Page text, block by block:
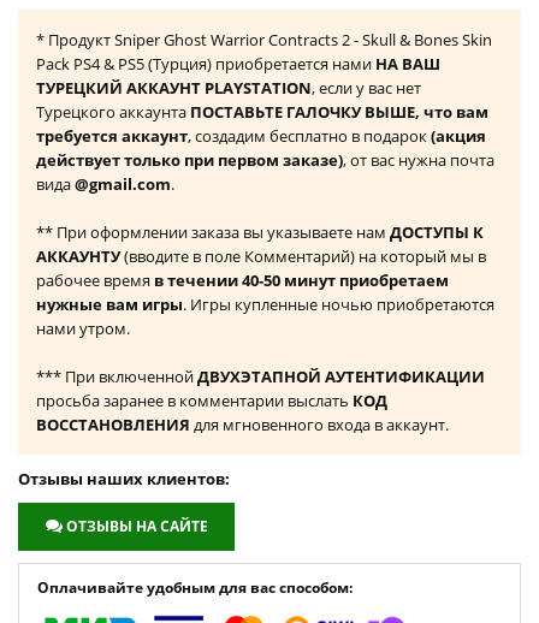
* Продукт Sniper Ghost Warrior Contracts 2 - Skull & Bones Skin
Pack PS4 & PS5 (Турция) приобретается нами НА ВАШ
ТУРЕЦКИЙ АККАУНТ PLAYSTATION, если у вас нет
Турецкого аккаунта ПОСТАВЬТЕ ГАЛОЧКУ ВЫШЕ, что вам
требуется аккаунт, создадим бесплатно в подарок(акция
действует только при первом заказе), от вас нужна почта
вида@gmail.com.
** При оформлении заказа вы указываете нам ДОСТУПЫ К
АККАУНТУ(вводите в поле Комментарий) на который мы в
рабочее время в течении 40-50 минут приобретаем
нужные вам игры. Игры купленные ночью приобретаются
нами утром.
*** При включеннойДВУХЭТАПНОЙ АУТЕНТИФИКАЦИИ
просьба заранее в комментарии выслать КОД
ВОССТАНОВЛЕНИЯ для мгновенного входа в аккаунт.
Отзывы наших клиентов:
ОТЗЫВЫ НА САЙТЕ
Оплачивайте удобным для вас способом: